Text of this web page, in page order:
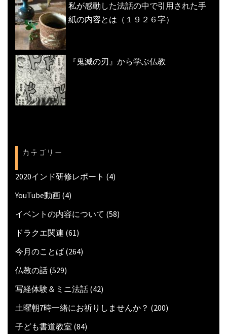
私が感動した法話の中で引用された手
紙の内容とは（１９２６字）
『鬼滅の刃』から学ぶ仏教
カテゴリー
2020インド研修レポート (4)
YouTube動画 (4)
イベントの内容について (58)
ドラクエ関連 (61)
今月のことば (264)
仏教の話 (529)
写経体験＆ミニ法話 (42)
土曜朝7時一緒にお祈りしませんか？ (200)
子ども書道教室 (84)